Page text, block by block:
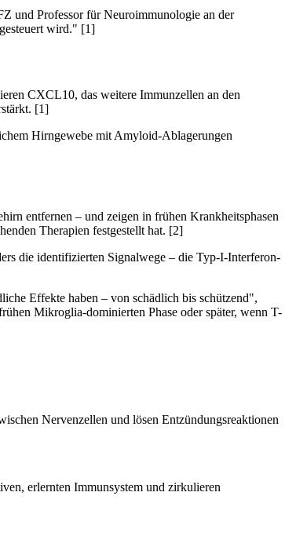
und Professor für Neuroimmunologie an der
wird." [1]
CXCL10, das weitere Immunzellen an den
[1]
Hirngewebe mit Amyloid-Ablagerungen
entfernen – und zeigen in frühen Krankheitsphasen
Therapien festgestellt hat. [2]
die identifizierten Signalwege – die Typ-I-Interferon-
Effekte haben – von schädlich bis schützend",
Mikroglia-dominierten Phase oder später, wenn T-
Nervenzellen und lösen Entzündungsreaktionen
erlernten Immunsystem und zirkulieren